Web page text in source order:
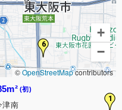
6
+
−
©OpenStreetMapcontributors
1
(初)
津南